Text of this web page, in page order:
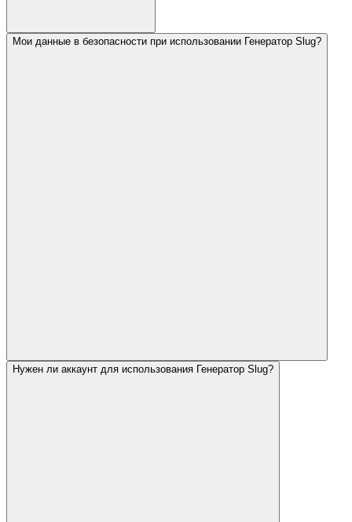
Мои данные в безопасности при использовании Генератор Slug?
Нужен ли аккаунт для использования Генератор Slug?